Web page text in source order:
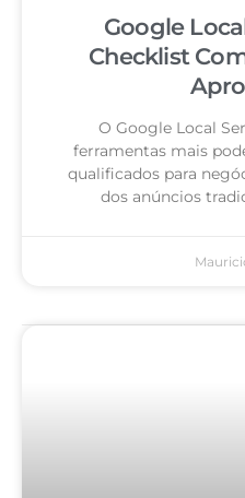
Google
Checklist
O Google Local
ferramentas mais
qualificados para
dos anúncios